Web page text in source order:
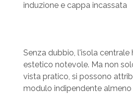
Senza dubbio, l'isola centrale
estetico notevole. Ma non
vista pratico, si possono
modulo indipendente almeno